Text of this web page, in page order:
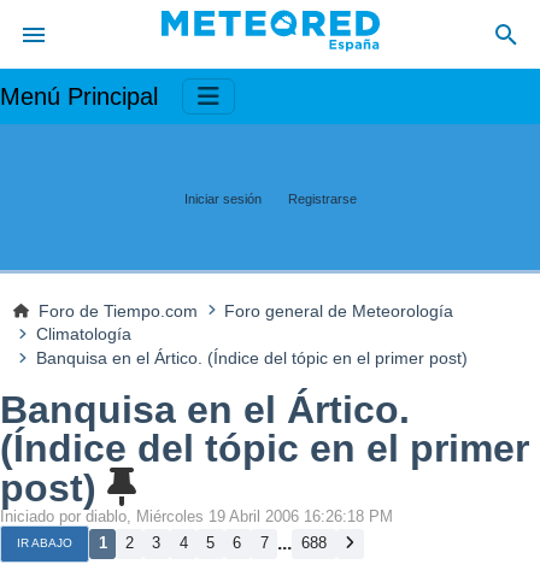
Menú Principal
Iniciar sesión Registrarse
Foro de Tiempo.com
Foro general de Meteorología
Climatología
Banquisa en el Ártico. (Índice del tópic en el primer post)
Banquisa en el Ártico.
(Índice del tópic en el primer
post)
Iniciado por diablo, Miércoles 19 Abril 2006 16:26:18 PM
IR ABAJO 1 2 3 4 5 6 7 ... 688